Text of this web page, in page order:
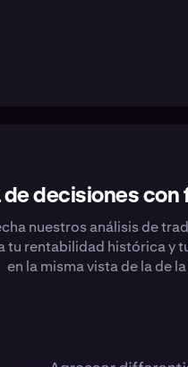
de decisiones con
nuestros análisis de
tu rentabilidad histórica y
en la misma vista de la de